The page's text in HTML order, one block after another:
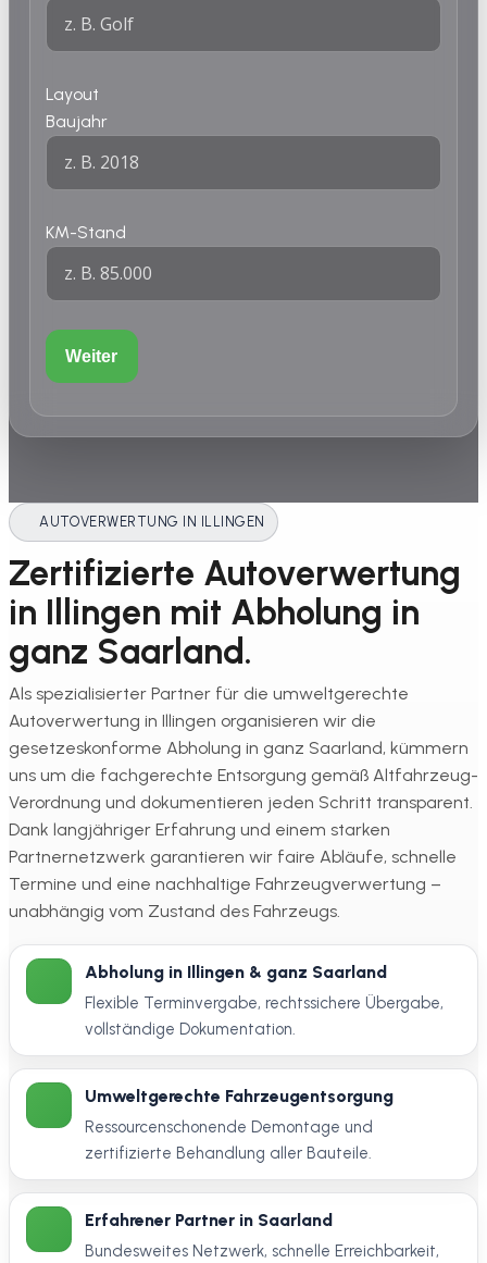
Layout
Baujahr
KM-Stand
Weiter
AUTOVERWERTUNG IN ILLINGEN
Zertifizierte Autoverwertung
in Illingen mit Abholung in
ganz Saarland.
Als spezialisierter Partner für die umweltgerechte
Autoverwertung in Illingen organisieren wir die
gesetzeskonforme Abholung in ganz Saarland, kümmern
uns um die fachgerechte Entsorgung gemäß Altfahrzeug-
Verordnung und dokumentieren jeden Schritt transparent.
Dank langjähriger Erfahrung und einem starken
Partnernetzwerk garantieren wir faire Abläufe, schnelle
Termine und eine nachhaltige Fahrzeugverwertung –
unabhängig vom Zustand des Fahrzeugs.
Abholung in Illingen & ganz Saarland
Flexible Terminvergabe, rechtssichere Übergabe,
vollständige Dokumentation.
Umweltgerechte Fahrzeugentsorgung
Ressourcenschonende Demontage und
zertifizierte Behandlung aller Bauteile.
Erfahrener Partner in Saarland
Bundesweites Netzwerk, schnelle Erreichbarkeit,